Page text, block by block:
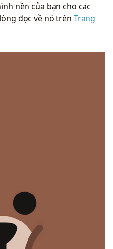
nền của bạn cho các
đọc về nó trên Trang